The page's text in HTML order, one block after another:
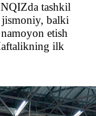
tashkil
jismoniy, balki
etish
ilk